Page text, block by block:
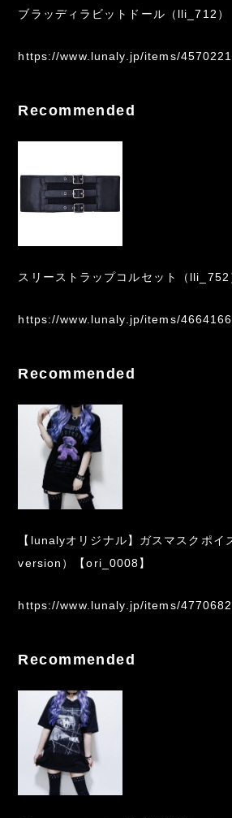
ブラッディラビットドール（lli_712）
https://www.lunaly.jp/items/
Recommended
スリーストラップコルセット（lli_752
https://www.lunaly.jp/items/
Recommended
【lunalyオリジナル】ガスマスクポイ
version）【ori_0008】
https://www.lunaly.jp/items/
Recommended